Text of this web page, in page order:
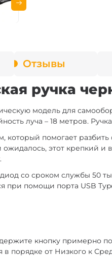
Отзывы
ручка
модель для
луча – 18 метров.
помогает
этот крепкий
со сроком службы 50
при помощи порта USB
кнопку примерно
в порядке от Низкого к